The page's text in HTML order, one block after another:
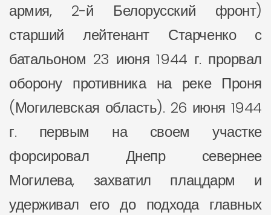
армия, 2-й Белорусский фронт)
старший лейтенант Старченко с
батальоном 23 июня 1944 г. прорвал
оборону противника на реке Проня
(Могилевская область). 26 июня 1944
г. первым на своем участке
форсировал Днепр севернее
Могилева, захватил плацдарм и
удерживал его до подхода главных